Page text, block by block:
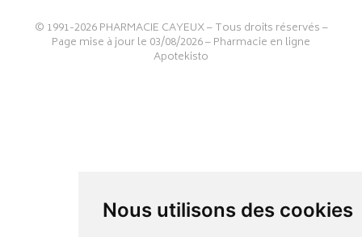
Nous utilisons des cookies
© 1991-2026PHARMACIE CAYEUX– Tous droits réservés –
Page mise à jour le 03/08/2026 –Pharmacie en ligne
Apotekisto